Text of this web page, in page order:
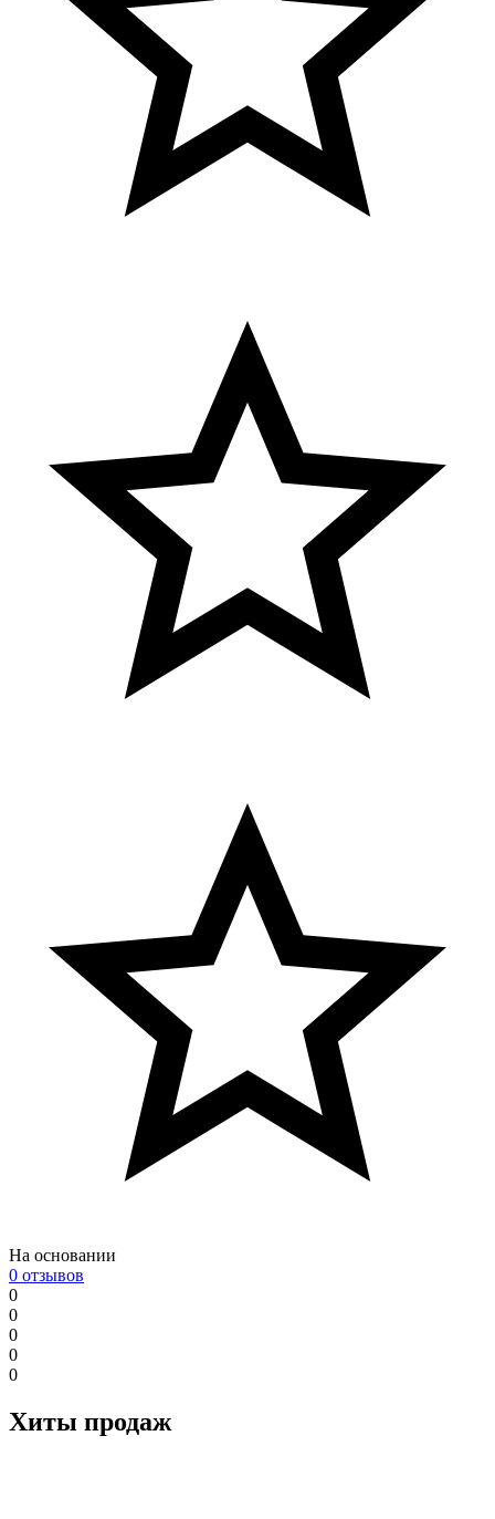
На основании
0 отзывов
0
0
0
0
0
Хиты продаж